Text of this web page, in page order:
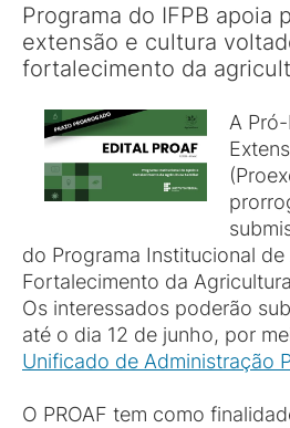
Programa do IFPB apoia
extensão e cultura
fortalecimento da
A
do Programa Institucional
Fortalecimento da
Os interessados poderão
até o dia 12 de junho, por
Unificado de Administração
O PROAF tem como